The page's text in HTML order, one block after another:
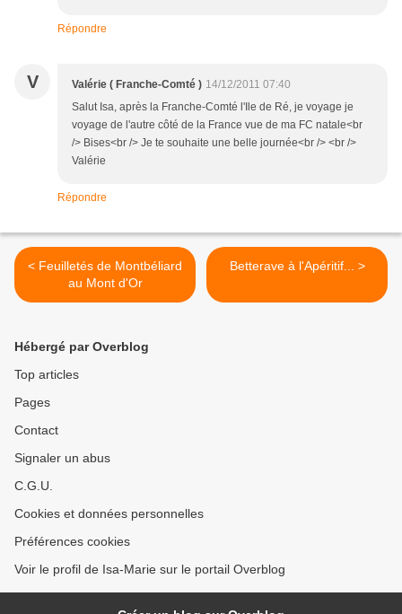
Répondre
V Valérie ( Franche-Comté ) 14/12/2011 07:40
Salut Isa, après la Franche-Comté l'Ile de Ré, je voyage je
voyage de l'autre côté de la France vue de ma FC natale<br
/> Bises<br /> Je te souhaite une belle journée<br /> <br />
Valérie
Répondre
< Feuilletés de Montbéliard
au Mont d'Or
Betterave à l'Apéritif... >
Hébergé par Overblog
Top articles
Pages
Contact
Signaler un abus
C.G.U.
Cookies et données personnelles
Préférences cookies
Voir le profil de Isa-Marie sur le portail Overblog